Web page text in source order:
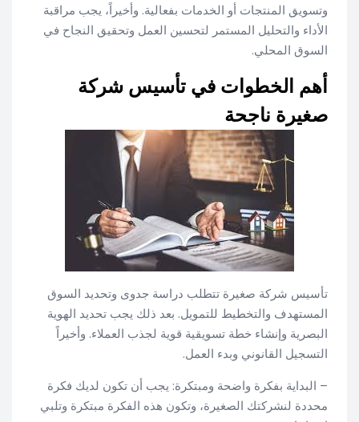
وتسويق المنتجات أو الخدمات بفعالية. وأخيراً، يجب مراقبة
الأداء والتحليل المستمر لتحسين العمل وتحقيق النجاح في
السوق المحلي.
أهم الخطوات في تأسيس شركة
صغيرة ناجحة
تأسيس شركة صغيرة تتطلب دراسة جدوى وتحديد السوق
المستهدف والتخطيط للتمويل. بعد ذلك يجب تحديد الهوية
البصرية وإنشاء خطة تسويقية قوية لجذب العملاء. وأخيراً
التسجيل القانوني وبدء العمل.
– البداية بفكرة واضحة ومبتكرة: يجب أن تكون لديك فكرة
محددة لنشركتك الصغيرة، وتكون هذه الفكرة مبتكرة وتلبي